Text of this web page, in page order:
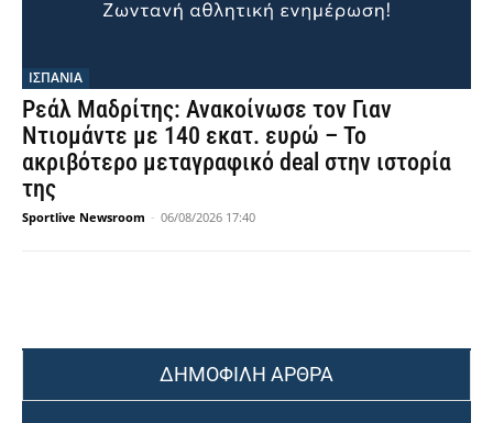
ΙΣΠΑΝΙΑ
Ρεάλ Μαδρίτης: Ανακοίνωσε τον Γιαν
Ντιομάντε με 140 εκατ. ευρώ – Το
ακριβότερο μεταγραφικό deal στην ιστορία
της
Sportlive Newsroom - 06/08/2026 17:40
ΔΗΜΟΦΙΛΗ ΑΡΘΡΑ